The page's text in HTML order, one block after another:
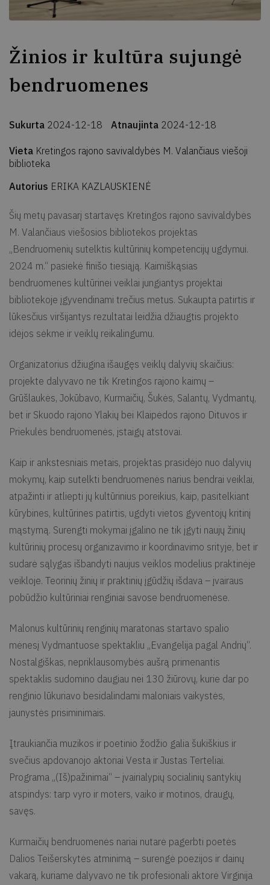
Žinios ir kultūra sujungė
bendruomenes
Sukurta 2024-12-18 Atnaujinta 2024-12-18
Vieta Kretingos rajono savivaldybės M. Valančiaus viešoji
biblioteka
Autorius ERIKA KAZLAUSKIENĖ
Šių metų pavasarį startavęs Kretingos rajono savivaldybės
M. Valančiaus viešosios bibliotekos projektas
„Bendruomenių sutelktis kultūrinių kompetencijų ugdymui.
2024 m.“ pasiekė finišo tiesiąją. Kaimiškąsias
bendruomenes kultūrinei veiklai jungiantys projektai
bibliotekoje įgyvendinami trečius metus. Sukaupta patirtis ir
lūkesčius viršijantys rezultatai leidžia džiaugtis projekto
idėjos sėkme ir veiklų reikalingumu.
Organizatorius džiugina išaugęs veiklų dalyvių skaičius:
projekte dalyvavo ne tik Kretingos rajono kaimų –
Grūšlaukės, Jokūbavo, Kurmaičių, Šukės, Salantų, Vydmantų,
bet ir Skuodo rajono Ylakių bei Klaipėdos rajono Dituvos ir
Priekulės bendruomenės, įstaigų atstovai.
Kaip ir ankstesniais metais, projektas prasidėjo nuo dalyvių
mokymų, kaip sutelkti bendruomenės narius bendrai veiklai,
atpažinti ir atliepti jų kultūrinius poreikius, kaip, pasitelkiant
kūrybines, kultūrines patirtis, ugdyti vietos gyventojų kritinį
mąstymą. Surengti mokymai įgalino ne tik įgyti naujų žinių
kultūrinių procesų organizavimo ir koordinavimo srityje, bet ir
sudarė sąlygas išbandyti naujus veiklos modelius praktinėje
veikloje. Teorinių žinių ir praktinių įgūdžių išdava – įvairaus
pobūdžio kultūriniai renginiai savose bendruomenėse.
Malonus kultūrinių renginių maratonas startavo spalio
mėnesį Vydmantuose spektakliu „Evangelija pagal Andrių“.
Nostalgiškas, nepriklausomybės aušrą primenantis
spektaklis sudomino daugiau nei 130 žiūrovų, kurie dar po
renginio lūkuriavo besidalindami maloniais vaikystės,
jaunystės prisiminimais.
Įtraukiančia muzikos ir poetinio žodžio galia šukiškius ir
svečius apdovanojo aktoriai Vesta ir Justas Terteliai.
Programa „(Iš)pažinimai“ – įvairialypių socialinių santykių
atspindys: tarp vyro ir moters, vaiko ir motinos, draugų,
savęs.
Kurmaičių bendruomenės nariai nutarė pagerbti poetės
Dalios Teišerskytės atminimą – surengė poezijos ir dainų
vakarą, kuriame dalyvavo ne tik profesionali aktorė Virginija